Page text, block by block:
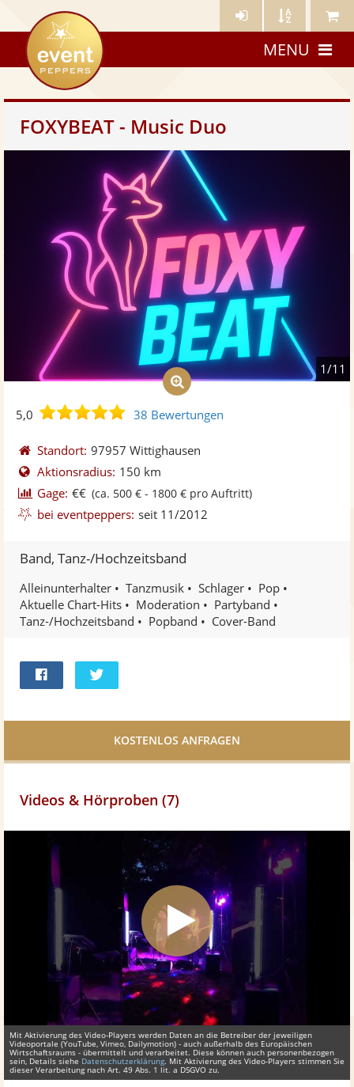
Künstler- Künstler Meine
eventpeppers
MENU
FOXYBEAT - Music Duo
1/11
5,0
5,0
5
Sternen
38 Bewertungen
Standort: 97957 Wittighausen
Aktionsradius: 150 km
Gage: €€ (ca. 500 € - 1800 € pro Auftritt)
bei eventpeppers: seit 11/2012
Band, Tanz-/Hochzeitsband
Alleinunterhalter Tanzmusik Schlager
Pop
Aktuelle Chart-Hits
Moderation
Partyband
Tanz-/Hochzeitsband
Popband Cover-Band
Facebook
Videos & Hörproben (7)
Mit Aktivierung des Video-Players werden Daten an die Betreiber der jeweiligen
Videoportale (YouTube, Vimeo, Dailymotion) - auch außerhalb des Europäischen
Wirtschaftsraums - übermittelt und verarbeitet. Diese können auch personenbezogen
sein, Details siehe Datenschutzerklärung. Mit Aktivierung des Video-Players stimmen Sie
dieser Verarbeitung nach Art. 49 Abs. 1 lit. a DSGVO zu.